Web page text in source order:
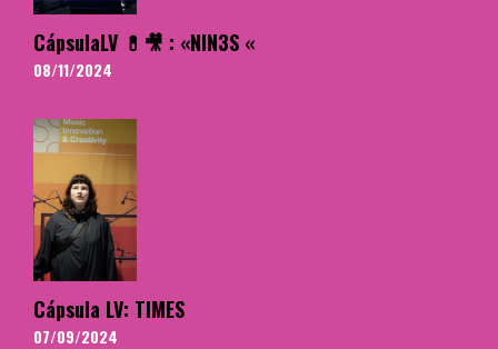
CápsulaLV 💊🎥 : «NIN3S «
08/11/2024
Cápsula LV: TIMES
07/09/2024